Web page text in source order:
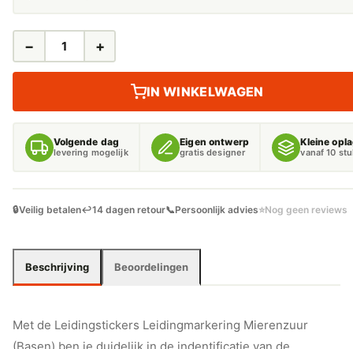
LEIDINGSTICKERS
− +
IN WINKELWAGEN
Volgende dag
levering mogelijk
Eigen ontwerp
gratis designer
Kleine
vanaf 10
🔒Veilig betalen↩️14 dagen retour📞Persoonlijk advies⭐Nog geen reviews
Beschrijving Beoordelingen
Met de Leidingstickers Leidingmarkering Mierenzuur
(Basen) ben je duidelijk in de indentificatie van de